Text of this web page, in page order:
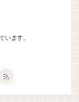
います。